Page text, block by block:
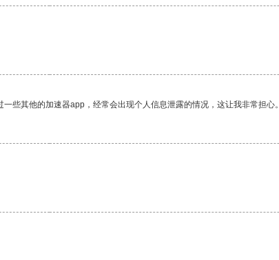
些其他的加速器app，经常会出现个人信息泄露的情况，这让我非常担心。